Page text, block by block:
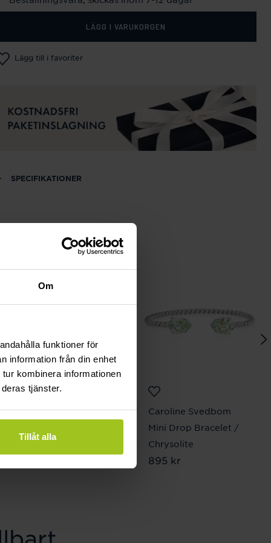
Om
funktioner för
information från din enhet
kombinera informationen
tjänster.
Tillåt alla
LÄGG I VARUKORGEN
Lägg till i favoriter
SPECIFIKATIONER
Sif Jakobs Jewellery
Piccolo
Caroline Svedbom
Mini Drop Bracelet /
Chrysolite
Pris:895 kr
895 kr